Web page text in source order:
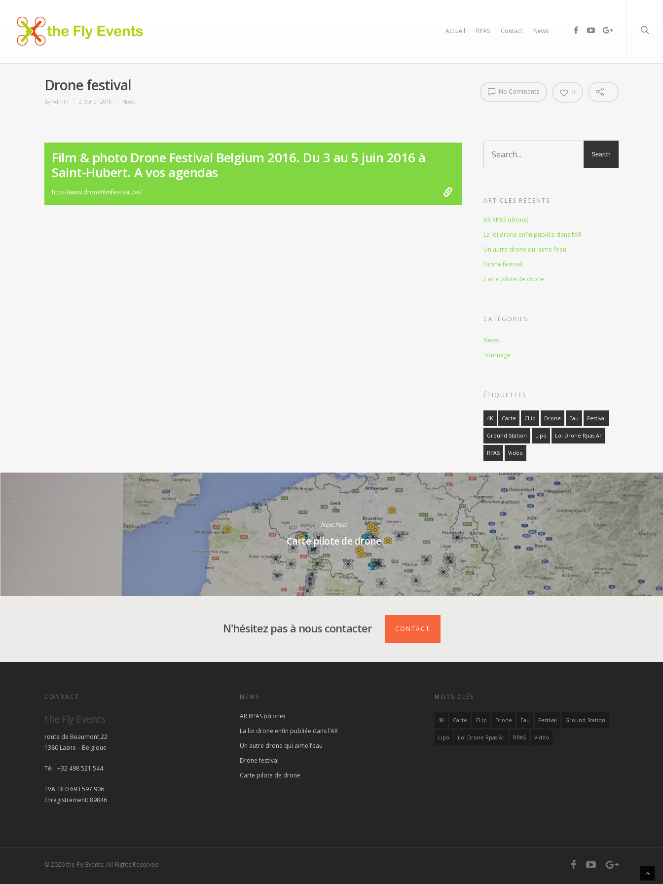
Accueil RPAS Contact News
Drone festival
By Admin 2 février 2016 News
No Comments 0
Film & photo Drone Festival Belgium 2016. Du 3 au 5 juin 2016 à
Saint-Hubert. A vos agendas
http://www.dronefilmfestival.be/
ARTICLES RÉCENTS
AR RPAS (drone)
La loi drone enfin publiée dans l’AR
Un autre drone qui aime l’eau
Drone festival
Carte pilote de drone
CATÉGORIES
News
Tournage
ÉTIQUETTES
4K Carte CLip Drone Eau Festival
Ground Station Lipo Loi Drone Rpas Ar
RPAS Vidéo
Next Post
Carte pilote de drone
N'hésitez pas à nous contacter CONTACT
CONTACT
the Fly Events
route de Beaumont,22
1380 Lasne – Belgique
Tél : +32 498 521 544
TVA: BE0 693 597 906
Enregistrement: 89846
NEWS
AR RPAS (drone)
La loi drone enfin publiée dans l’AR
Un autre drone qui aime l’eau
Drone festival
Carte pilote de drone
MOTS CLÉS
4K Carte CLip Drone Eau Festival Ground Station
Lipo Loi Drone Rpas Ar RPAS Vidéo
© 2026 the Fly Events. All Rights Reserved